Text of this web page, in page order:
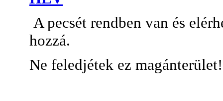
A pecsét rendben van és
hozzá.
Ne feledjétek ez magánterület!